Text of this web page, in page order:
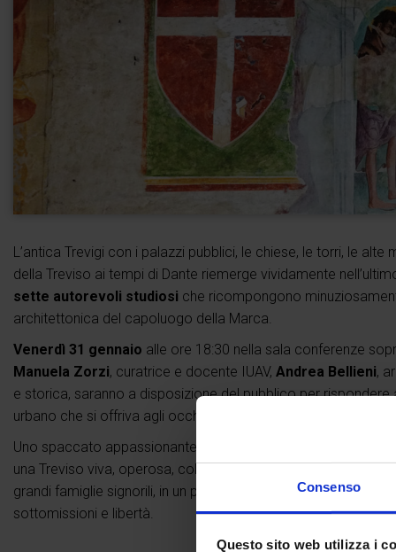
Consenso
Questo sito web utilizza i
L’antica Trevigi con i palazzi pubblici, le chiese, le torri, le
della Treviso ai tempi di Dante riemerge vividamente
sette autorevoli studiosi che ricompongono
architettonica del capoluogo della Marca.
Venerdì 31 gennaio alle ore 18:30 nella sala conferenze
Manuela Zorzi, curatrice e docente IUAV, Andrea Bellieni,
e storica, saranno a disposizione del pubblico per
urbano che si offriva agli occhi di cittadini e forestieri nei
Uno spaccato appassionante e di alto profilo culturale,
una Treviso viva, operosa, colta e intraprendente, teatro
grandi famiglie signorili, in un periodo emblematico della
sottomissioni e libertà.